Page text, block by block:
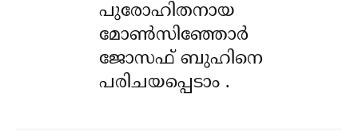
പുരോഹിതനായ
മോൺസിഞ്ഞോർ
ജോസഫ് ബുഹിനെ
പരിചയപ്പെടാം .